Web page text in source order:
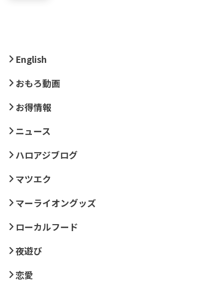
English
おもろ動画
お得情報
ニュース
ハロアジブログ
マツエク
マーライオングッズ
ローカルフード
夜遊び
恋愛